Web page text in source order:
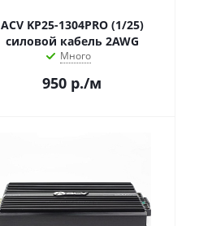
ACV KP25-1304PRO (1/25)
силовой кабель 2AWG
Много
950 р./м